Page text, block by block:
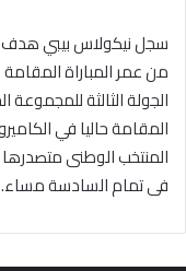
من عمر المباراة
الجولة الثالثة
فى تمام السادسة مساء.